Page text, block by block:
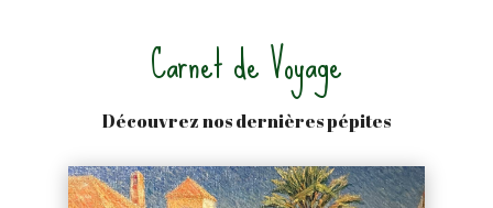
Carnet de Voyage
Découvrez nos dernières pépites